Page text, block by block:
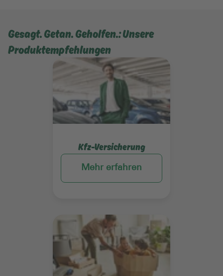
Gesagt. Getan. Geholfen.: Unsere
Produktempfehlungen
Kfz-Versicherung
Mehr erfahren
Mehr erfahren
Mehr erfahren